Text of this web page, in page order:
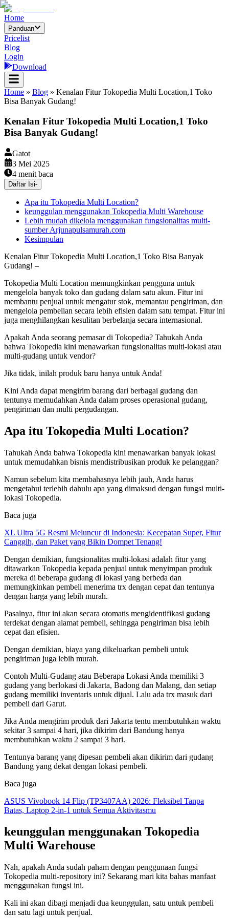
Home
Panduan
Pricelist
Blog
Login
Download
Home » Blog » Kenalan Fitur Tokopedia Multi Location,1 Toko
Bisa Banyak Gudang!
Kenalan Fitur Tokopedia Multi Location,1 Toko
Bisa Banyak Gudang!
Gatot
3 Mei 2025
4 menit baca
Daftar Isi-
Apa itu Tokopedia Multi Location?
keunggulan menggunakan Tokopedia Multi Warehouse
Lebih mudah dikelola menggunakan fungsionalitas multi-
sumber Arjunapulsamurah.com
Kesimpulan
Kenalan Fitur Tokopedia Multi Location,1 Toko Bisa Banyak
Gudang! –
Tokopedia Multi Location memungkinkan pengguna untuk
mengelola banyak toko dan gudang dalam satu akun. Fitur ini
membantu penjual untuk mengatur stok, memantau pengiriman, dan
mengelola pembelian secara lebih efisien dalam satu tempat. Fitur ini
juga menghilangkan kesulitan berbelanja secara internasional.
Apakah Anda seorang pemasar di Tokopedia? Tahukah Anda
bahwa Tokopedia kini menawarkan fungsionalitas multi-lokasi atau
multi-gudang untuk vendor?
Jika tidak, inilah produk baru hanya untuk Anda!
Kini Anda dapat mengirim barang dari berbagai gudang dan
tentunya memudahkan Anda dalam proses operasional gudang,
pengiriman dan multi pergudangan.
Apa itu Tokopedia Multi Location?
Tahukah Anda bahwa Tokopedia kini menawarkan banyak lokasi
untuk memudahkan bisnis mendistribusikan produk ke pelanggan?
Namun sebelum kita membahasnya lebih jauh, Anda harus
mengetahui terlebih dahulu apa yang dimaksud dengan fungsi multi-
lokasi Tokopedia.
Baca juga
XL Ultra 5G Resmi Meluncur di Indonesia: Kecepatan Super, Fitur
Canggih, dan Paket yang Bikin Dompet Tenang!
Dengan demikian, fungsionalitas multi-lokasi adalah fitur yang
ditawarkan Tokopedia kepada penjual untuk menyimpan produk
mereka di beberapa gudang di lokasi yang berbeda dan
memungkinkan pembeli menerima trx dengan cepat dan tentunya
dengan harga yang lebih murah.
Pasalnya, fitur ini akan secara otomatis mengidentifikasi gudang
terdekat dengan alamat pembeli, sehingga pengiriman bisa lebih
cepat dan efisien.
Dengan demikian, biaya yang dikeluarkan pembeli untuk
pengiriman juga lebih murah.
Contoh Multi-Gudang atau Beberapa Lokasi Anda memiliki 3
gudang yang berlokasi di Jakarta, Badong dan Malang, dan setiap
gudang memiliki inventaris untuk dijual. Lalu ada trx masuk dari
pembeli dari Garut.
Jika Anda mengirim produk dari Jakarta tentu membutuhkan waktu
sekitar 3 sampai 4 hari, jika dikirim dari Bandung hanya
membutuhkan waktu 2 sampai 3 hari.
Tentunya barang yang dipesan pembeli akan dikirim dari gudang
Bandung yang dekat dengan lokasi pembeli.
Baca juga
ASUS Vivobook 14 Flip (TP3407AA) 2026: Fleksibel Tanpa
Batas, Laptop 2-in-1 untuk Semua Aktivitasmu
keunggulan menggunakan Tokopedia
Multi Warehouse
Nah, apakah Anda sudah paham dengan penggunaan fungsi
Tokopedia multi-repository ini? Sekarang mari kita bahas manfaat
menggunakan fungsi ini.
Kali ini akan dibagi menjadi dua keunggulan, satu untuk pembeli
dan satu lagi untuk penjual.